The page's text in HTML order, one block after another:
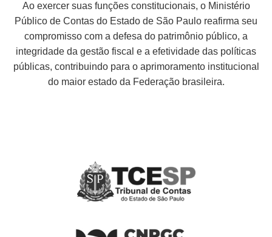
Ao exercer suas funções constitucionais, o Ministério
Público de Contas do Estado de São Paulo reafirma seu
compromisso com a defesa do patrimônio público, a
integridade da gestão fiscal e a efetividade das políticas
públicas, contribuindo para o aprimoramento institucional
do maior estado da Federação brasileira.